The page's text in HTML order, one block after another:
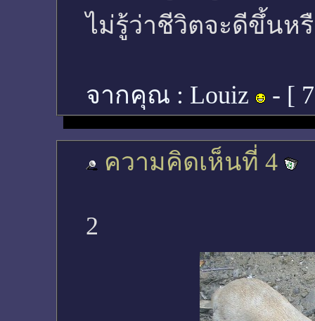
ไม่รู้ว่าชีวิตจะดีขึ้นหรื
จากคุณ : Louiz - [
ความคิดเห็นที่ 4
2